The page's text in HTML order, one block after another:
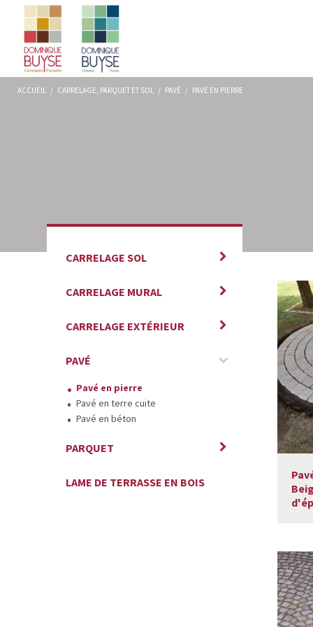
ACCUEIL / CARRELAGE, PARQUET ET SOL / PAVÉ / PAVÉ EN PIERRE
CARRELAGE SOL
CARRELAGE MURAL
CARRELAGE EXTÉRIEUR
PAVÉ
Pavé en pierre
Pavé en terre cuite
Pavé en béton
PARQUET
LAME DE TERRASSE EN BOIS